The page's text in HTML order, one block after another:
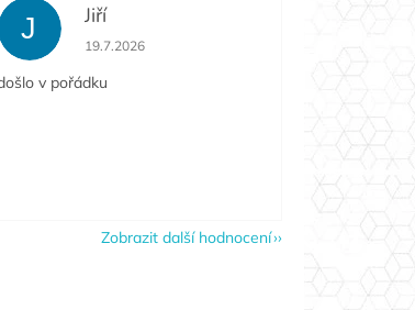
J Jiří
Hodnocení obchodu je 5 z 5 hvězdiček.
19.7.2026
v pořádku
Zobrazit další hodnocení